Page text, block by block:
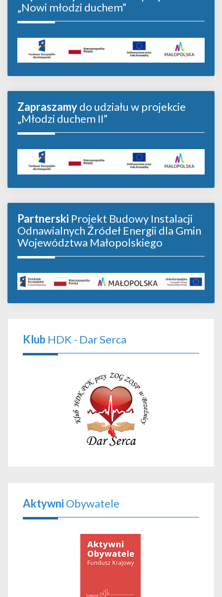
„Nowi młodzi duchem”
Zapraszamydo udziału w projekcie
„Młodzi duchem II”
Partnerski Projekt Budowy Instalacji
Odnawialnych Źródeł Energii dla Gmin
Województwa Małopolskiego
Klub HDK - Dar Serca
Aktywni Obywatele